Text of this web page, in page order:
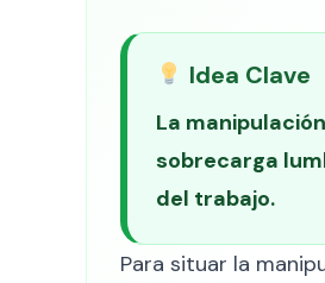
Idea Clave
La
sobrecarga
del trabajo.
Para situar la